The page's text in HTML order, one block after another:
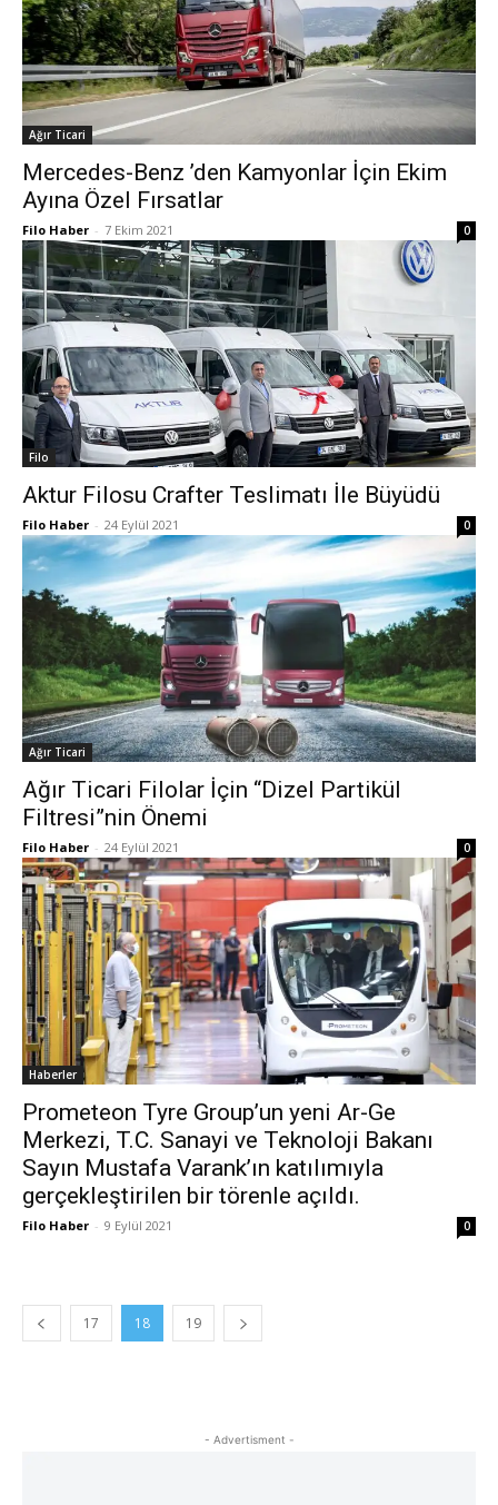
Ağır Ticari
Mercedes-Benz ’den Kamyonlar İçin Ekim
Ayına Özel Fırsatlar
Filo Haber - 7 Ekim 2021 0
Filo
Aktur Filosu Crafter Teslimatı İle Büyüdü
Filo Haber - 24 Eylül 2021 0
Ağır Ticari
Ağır Ticari Filolar İçin “Dizel Partikül
Filtresi”nin Önemi
Filo Haber - 24 Eylül 2021 0
Haberler
Prometeon Tyre Group’un yeni Ar-Ge
Merkezi, T.C. Sanayi ve Teknoloji Bakanı
Sayın Mustafa Varank’ın katılımıyla
gerçekleştirilen bir törenle açıldı.
Filo Haber - 9 Eylül 2021 0
17 18 19
- Advertisment -